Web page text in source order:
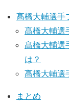
髙橋大輔選手
髙橋大輔選
髙橋大輔選
は？
髙橋大輔選
まとめ